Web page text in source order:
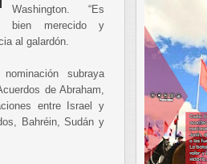
Washington. “Es
bien merecido y
al galardón.
subraya
de Abraham,
entre Israel y
Bahréin, Sudán y